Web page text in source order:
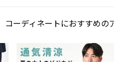
コーディネートにおすすめの